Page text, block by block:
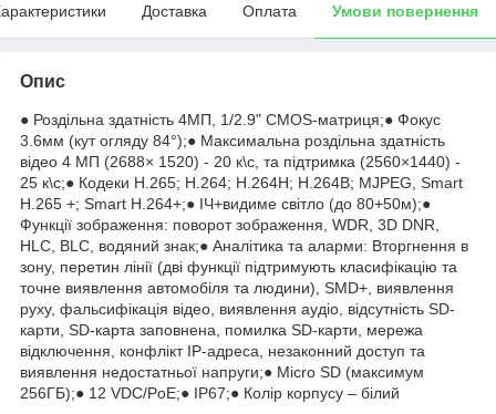
Доставка Оплата Умови повернення
Опис
● Роздільна здатність 4МП, 1/2.9" CMOS-матриця;● Фокус
3.6мм (кут огляду 84°);● Максимальна роздільна здатність
відео 4 МП (2688× 1520) - 20 к\с, та підтримка (2560×1440) -
25 к\с;● Кодеки H.265; H.264; H.264H; H.264B; MJPEG, Smart
H.265 +; Smart H.264+;● ІЧ+видиме світло (до 80+50м);●
Функції зображення: поворот зображення, WDR, 3D DNR,
HLC, BLC, водяний знак;● Аналітика та аларми: Вторгнення в
зону, перетин лінії (дві функції підтримують класифікацію та
точне виявлення автомобіля та людини), SMD+, виявлення
руху, фальсифікація відео, виявлення аудіо, відсутність SD-
карти, SD-карта заповнена, помилка SD-карти, мережа
відключення, конфлікт IP-адреса, незаконний доступ та
виявлення недостатньої напруги;● Micro SD (максимум
256ГБ);● 12 VDC/PoE;● IP67;● Колір корпусу – білий